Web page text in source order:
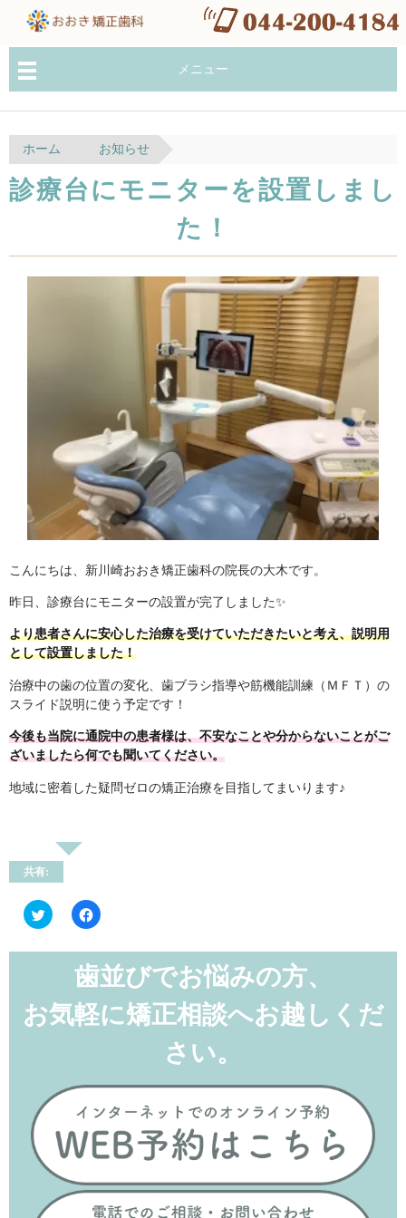
メニュー
ホーム お知らせ
診療台にモニターを設置しまし
た！
こんにちは、新川崎おおき矯正歯科の院長の大木です。
昨日、診療台にモニターの設置が完了しました✨
より患者さんに安心した治療を受けていただきたいと考え、説明用
として設置しました！
治療中の歯の位置の変化、歯ブラシ指導や筋機能訓練（ＭＦＴ）の
スライド説明に使う予定です！
今後も当院に通院中の患者様は、不安なことや分からないことがご
ざいましたら何でも聞いてください。
地域に密着した疑問ゼロの矯正治療を目指してまいります♪
共有:
ク
リ
し
Twitter
共
有
(新
ウ
で
き
ま
す)
Facebook
で
す
る
に
は
リ
ッ
さ
(新
し
い
ウ
ィ
ン
ウ
で
開
歯並びでお悩みの方、
お気軽に矯正相談へお越しくだ
さい。